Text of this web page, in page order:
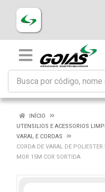
INÍCIO
UTENSILIOS E ACESSORIOS
VARAL E CORDAS
CORDA DE VARAL DE
MOR 15M COR SORTIDA